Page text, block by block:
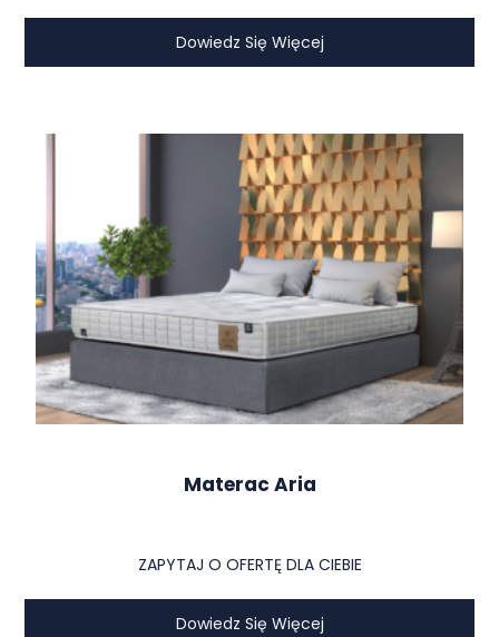
Dowiedz Się Więcej
Materac Aria
ZAPYTAJ O OFERTĘ DLA CIEBIE
Dowiedz Się Więcej